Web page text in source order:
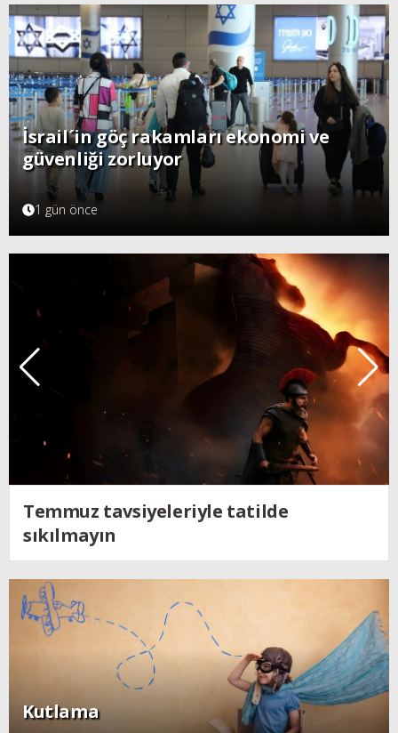
İsrail´in göç rakamları ekonomi ve
güvenliği zorluyor
1 gün önce
Kendine dönen adam; Nolan´ın
Odysseus´u
Kutlama